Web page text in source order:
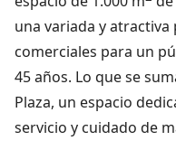
una variada y
comerciales para un
45 años. Lo que se
Plaza, un espacio
servicio y cuidado de